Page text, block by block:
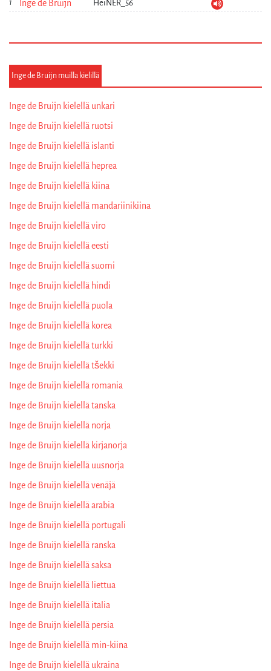
Inge de Bruijn HeiNER_56
Inge de Bruijn muilla kielillä
Inge de Bruijn kielellä unkari
Inge de Bruijn kielellä ruotsi
Inge de Bruijn kielellä islanti
Inge de Bruijn kielellä heprea
Inge de Bruijn kielellä kiina
Inge de Bruijn kielellä mandariinikiina
Inge de Bruijn kielellä viro
Inge de Bruijn kielellä eesti
Inge de Bruijn kielellä suomi
Inge de Bruijn kielellä hindi
Inge de Bruijn kielellä puola
Inge de Bruijn kielellä korea
Inge de Bruijn kielellä turkki
Inge de Bruijn kielellä tšekki
Inge de Bruijn kielellä romania
Inge de Bruijn kielellä tanska
Inge de Bruijn kielellä norja
Inge de Bruijn kielellä kirjanorja
Inge de Bruijn kielellä uusnorja
Inge de Bruijn kielellä venäjä
Inge de Bruijn kielellä arabia
Inge de Bruijn kielellä portugali
Inge de Bruijn kielellä ranska
Inge de Bruijn kielellä saksa
Inge de Bruijn kielellä liettua
Inge de Bruijn kielellä italia
Inge de Bruijn kielellä persia
Inge de Bruijn kielellä min-kiina
Inge de Bruijn kielellä ukraina